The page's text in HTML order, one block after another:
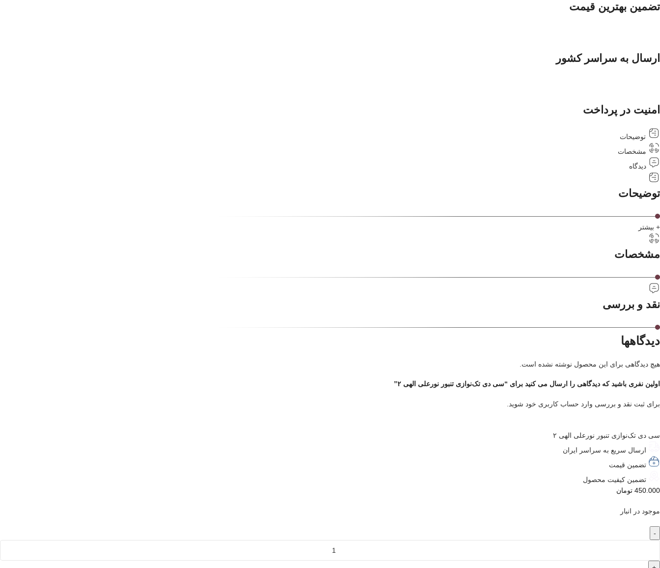
تضمین بهترین قیمت
ارسال به سراسر کشور
امنیت در پرداخت
توضیحات
مشخصات
دیدگاه
توضیحات
+ بیشتر
مشخصات
نقد و بررسی
دیدگاهها
هیچ دیدگاهی برای این محصول نوشته نشده است.
اولین نفری باشید که دیدگاهی را ارسال می کنید برای “سی دی تک‌نوازی تنبور نورعلی الهی ۲”
برای ثبت نقد و بررسی وارد حساب کاربری خود شوید.
سی دی تک‌نوازی تنبور نورعلی الهی ۲
ارسال سریع به سراسر ایران
تضمین قیمت
تضمین کیفیت محصول
450.000 تومان
موجود در انبار